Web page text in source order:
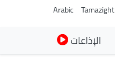
Arabic Tamazight
الإذاعات